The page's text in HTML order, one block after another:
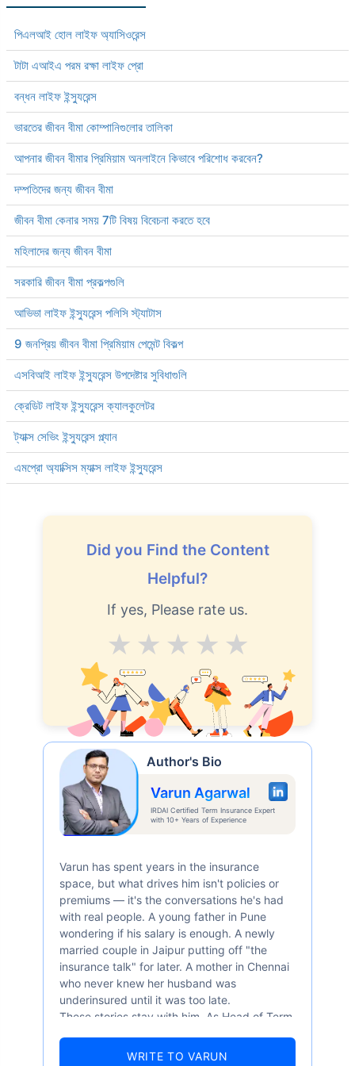
পিএলআই হোল লাইফ অ্যাসিওরেন্স
টাটা এআইএ পরম রক্ষা লাইফ প্রো
বন্ধন লাইফ ইন্স্যুরেন্স
ভারতের জীবন বীমা কোম্পানিগুলোর তালিকা
আপনার জীবন বীমার প্রিমিয়াম অনলাইনে কিভাবে পরিশোধ করবেন?
দম্পতিদের জন্য জীবন বীমা
জীবন বীমা কেনার সময় 7টি বিষয় বিবেচনা করতে হবে
মহিলাদের জন্য জীবন বীমা
সরকারি জীবন বীমা প্রকল্পগুলি
আভিভা লাইফ ইন্স্যুরেন্স পলিসি স্ট্যাটাস
9 জনপ্রিয় জীবন বীমা প্রিমিয়াম পেমেন্ট বিকল্প
এসবিআই লাইফ ইন্স্যুরেন্স উপদেষ্টার সুবিধাগুলি
ক্রেডিট লাইফ ইন্স্যুরেন্স ক্যালকুলেটর
ট্যাক্স সেভিং ইন্স্যুরেন্স প্ল্যান
এমপ্রো অ্যাক্সিস ম্যাক্স লাইফ ইন্স্যুরেন্স
Did you Find the Content
Helpful?
If yes, Please rate us.
Excellent
V.Good
Good
Average
Author's Bio
Varun Agarwal
IRDAI Certified Term Insurance Expert
with 10+ Years of Experience
Varun has spent years in the insurance
space, but what drives him isn't policies or
premiums — it's the conversations he's had
with real people. A young father in Pune
wondering if his salary is enough. A newly
married couple in Jaipur putting off "the
insurance talk" for later. A mother in Chennai
who never knew her husband was
underinsured until it was too late.
These stories stay with him. As Head of Term
numbers well — 52.4% of Indians are aware
WRITE TO VARUN